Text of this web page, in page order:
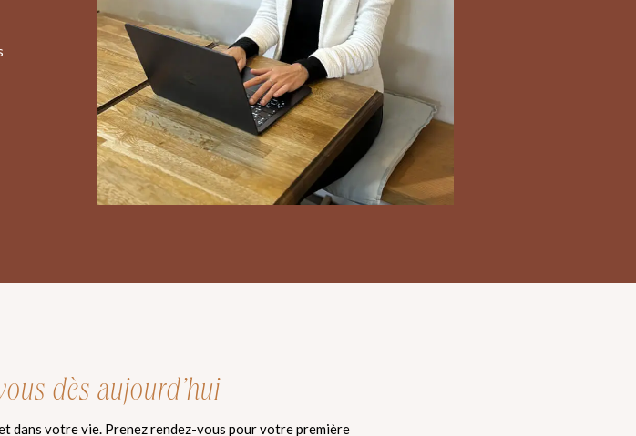
dès aujourd’hui
dans votre vie. Prenez rendez-vous pour votre première